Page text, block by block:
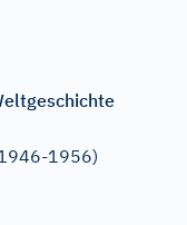
1956)